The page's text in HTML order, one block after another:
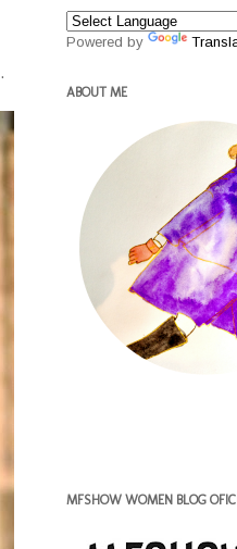
.
Powered by
ABOUT ME
MFSHOW WOMEN BLOG